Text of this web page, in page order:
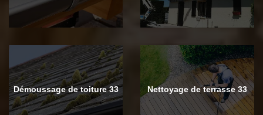
Démoussage de toiture 33 Nettoyage de terrasse 33